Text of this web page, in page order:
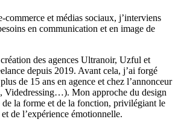
commerce et médias sociaux, j’interviens
en communication et en image de
des agences Ultranoir, Uzful et
depuis 2019. Avant cela, j’ai forgé
de 15 ans en agence et chez l’annonceur
Videdressing…). Mon approche du design
de la forme et de la fonction, privilégiant le
de l’expérience émotionnelle.